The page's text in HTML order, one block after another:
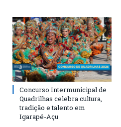
Concurso Intermunicipal de
Quadrilhas celebra cultura,
tradição e talento em
Igarapé-Açu